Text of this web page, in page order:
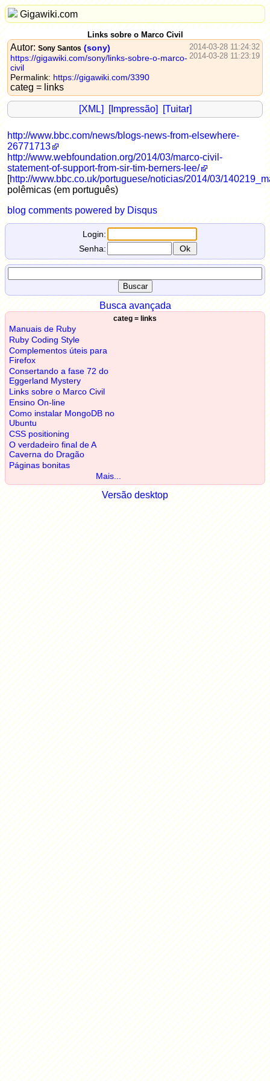
Gigawiki.com
Links sobre o Marco Civil
2014-03-28 11:24:32
2014-03-28 11:23:19
Autor: Sony Santos (sony)
https://gigawiki.com/sony/links-sobre-o-marco-
civil
Permalink: https://gigawiki.com/3390
categ = links
[XML] [Impressão] [Tuitar]
http://www.bbc.com/news/blogs-news-from-elsewhere-
26771713
http://www.webfoundation.org/2014/03/marco-civil-
statement-of-support-from-sir-tim-berners-lee/
[http://www.bbc.co.uk/portuguese/noticias/2014/03/
polêmicas (em português)
blog comments powered by Disqus
Login:
Senha:
Busca avançada
categ = links
Manuais de Ruby
Ruby Coding Style
Complementos úteis para
Firefox
Consertando a fase 72 do
Eggerland Mystery
Links sobre o Marco Civil
Ensino On-line
Como instalar MongoDB no
Ubuntu
CSS positioning
O verdadeiro final de A
Caverna do Dragão
Páginas bonitas
Mais...
Versão desktop